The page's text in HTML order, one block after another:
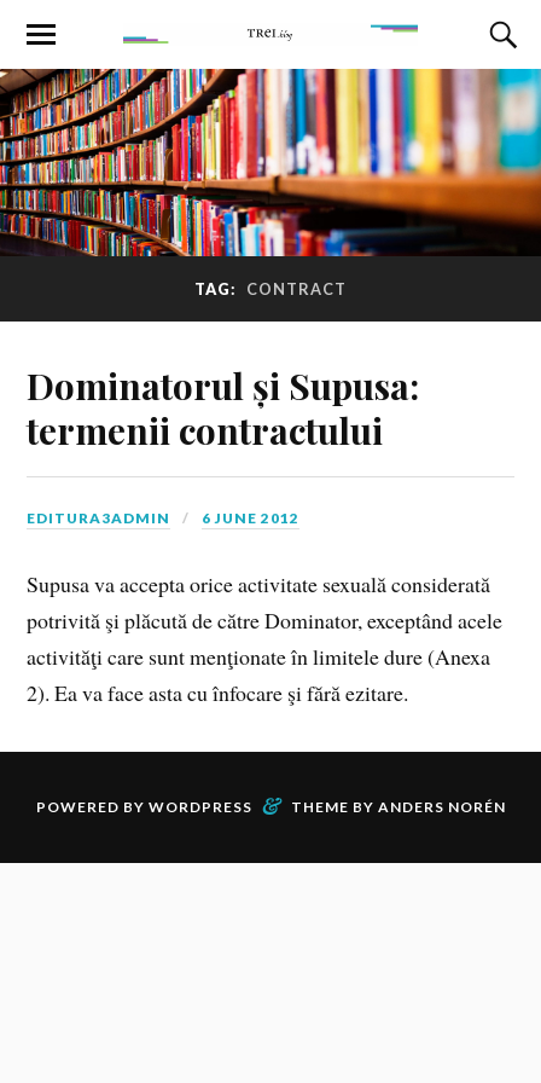
TAG: CONTRACT
Dominatorul și Supusa:
termenii contractului
EDITURA3ADMIN 6 JUNE 2012
Supusa va accepta orice activitate sexuală considerată
potrivită şi plăcută de către Dominator, exceptând acele
activităţi care sunt menţionate în limitele dure (Anexa
2). Ea va face asta cu înfocare şi fără ezitare.
POWERED BY WORDPRESS & THEME BY ANDERS NORÉN